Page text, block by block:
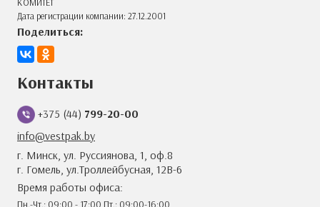
КОМИТЕТ
Дата регистрации компании: 27.12.2001
Поделиться:
Контакты
+375 (44) 799-20-00
info@vestpak.by
г. Минск, ул. Руссиянова, 1, оф.8
г. Гомель, ул.Троллейбусная, 12В-6
Время работы офиса:
Пн.-Чт.: 09:00 - 17:00 Пт.: 09:00-16:00